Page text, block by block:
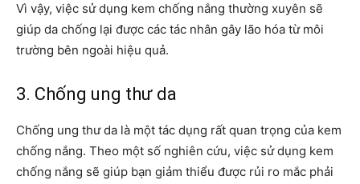
Vì vậy, việc sử dụng kem chống nắng thường xuyên sẽ
giúp da chống lại được các tác nhân gây lão hóa từ môi
trường bên ngoài hiệu quả.
3. Chống ung thư da
Chống ung thư da là một tác dụng rất quan trọng của kem
chống nắng. Theo một số nghiên cứu, việc sử dụng kem
chống nắng sẽ giúp bạn giảm thiểu được rủi ro mắc phải